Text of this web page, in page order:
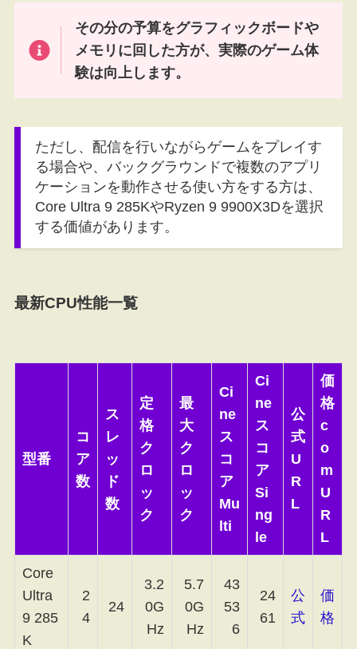
その分の予算をグラフィックボードや
メモリに回した方が、実際のゲーム体
験は向上します。
ただし、配信を行いながらゲームをプレイす
る場合や、バックグラウンドで複数のアプリ
ケーションを動作させる使い方をする方は、
Core Ultra 9 285KやRyzen 9 9900X3Dを選択
する価値があります。
最新CPU性能一覧
型番
コ
ア
数
ス
レ
ッ
ド
数
定
格
ク
ロ
ッ
ク
最
大
ク
ロ
ッ
ク
Ci
ne
ス
コ
ア
Mu
lti
Ci
ne
ス
コ
ア
Si
ng
le
公
式
U
R
L
価
格
c
o
m
U
R
L
Core
Ultra
9 285
K
2
4
24
3.2
0G
Hz
5.7
0G
Hz
43
53
6
24
61
公
式
価
格